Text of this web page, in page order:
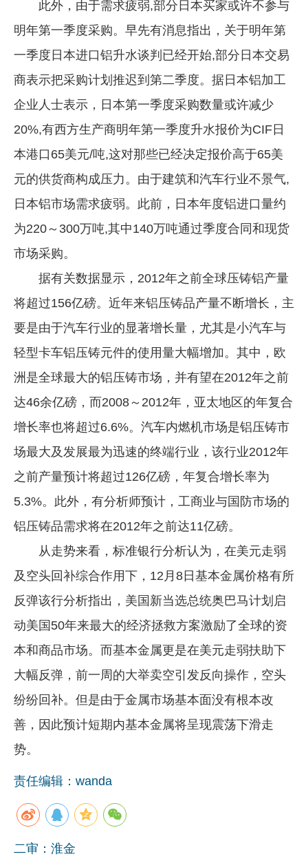
此外，由于需求疲弱,部分日本买家或许不参与
明年第一季度采购。早先有消息指出，关于明年第
一季度日本进口铝升水谈判已经开始,部分日本交易
商表示把采购计划推迟到第二季度。据日本铝加工
企业人士表示，日本第一季度采购数量或许减少
20%,有西方生产商明年第一季度升水报价为CIF日
本港口65美元/吨,这对那些已经决定报价高于65美
元的供货商构成压力。由于建筑和汽车行业不景气,
日本铝市场需求疲弱。此前，日本年度铝进口量约
为220～300万吨,其中140万吨通过季度合同和现货
市场采购。
据有关数据显示，2012年之前全球压铸铝产量
将超过156亿磅。近年来铝压铸品产量不断增长，主
要是由于汽车行业的显著增长量，尤其是小汽车与
轻型卡车铝压铸元件的使用量大幅增加。其中，欧
洲是全球最大的铝压铸市场，并有望在2012年之前
达46余亿磅，而2008～2012年，亚太地区的年复合
增长率也将超过6.6%。汽车内燃机市场是铝压铸市
场最大及发展最为迅速的终端行业，该行业2012年
之前产量预计将超过126亿磅，年复合增长率为
5.3%。此外，有分析师预计，工商业与国防市场的
铝压铸品需求将在2012年之前达11亿磅。
从走势来看，标准银行分析认为，在美元走弱
及空头回补综合作用下，12月8日基本金属价格有所
反弹该行分析指出，美国新当选总统奥巴马计划启
动美国50年来最大的经济拯救方案激励了全球的资
本和商品市场。而基本金属更是在美元走弱扶助下
大幅反弹，前一周的大举卖空引发反向操作，空头
纷纷回补。但是由于金属市场基本面没有根本改
善，因此预计短期内基本金属将呈现震荡下滑走
势。
责任编辑：wanda
二审：淮金